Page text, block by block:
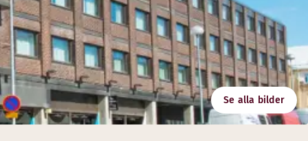
Se alla bilder